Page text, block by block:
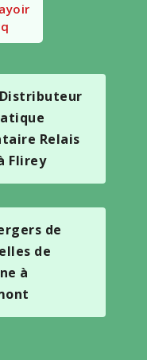
Relais
Flirey
de
de
à